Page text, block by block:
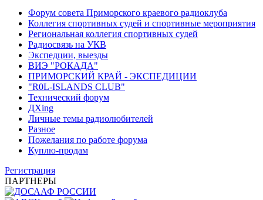
Форум совета Приморского краевого радиоклуба
Коллегия спортивных судей и спортивные мероприятия
Региональная коллегия спортивных судей
Радиосвязь на УКВ
Экспедции, выезды
ВИЭ "РОКАДА"
ПРИМОРСКИЙ КРАЙ - ЭКСПЕДИЦИИ
"R0L-ISLANDS CLUB"
Технический форум
ДХing
Личные темы радиолюбителей
Разное
Пожелания по работе форума
Куплю-продам
Регистрация
ПАРТНЕРЫ